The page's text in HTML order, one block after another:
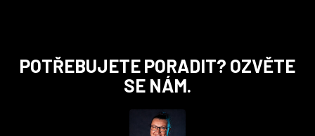
POTŘEBUJETE PORADIT? OZVĚTE
SE NÁM.